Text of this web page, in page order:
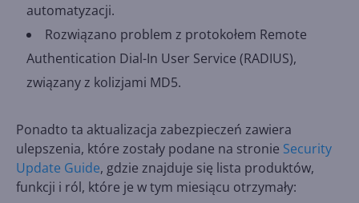
automatyzacji.
Rozwiązano problem z protokołem Remote
Authentication Dial-In User Service (RADIUS),
związany z kolizjami MD5.
Ponadto ta aktualizacja zabezpieczeń zawiera
ulepszenia, które zostały podane na stronie Security
Update Guide, gdzie znajduje się lista produktów,
funkcji i ról, które je w tym miesiącu otrzymały: